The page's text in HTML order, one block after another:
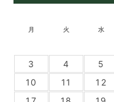
月 火 水
3
4 5
10
11 12